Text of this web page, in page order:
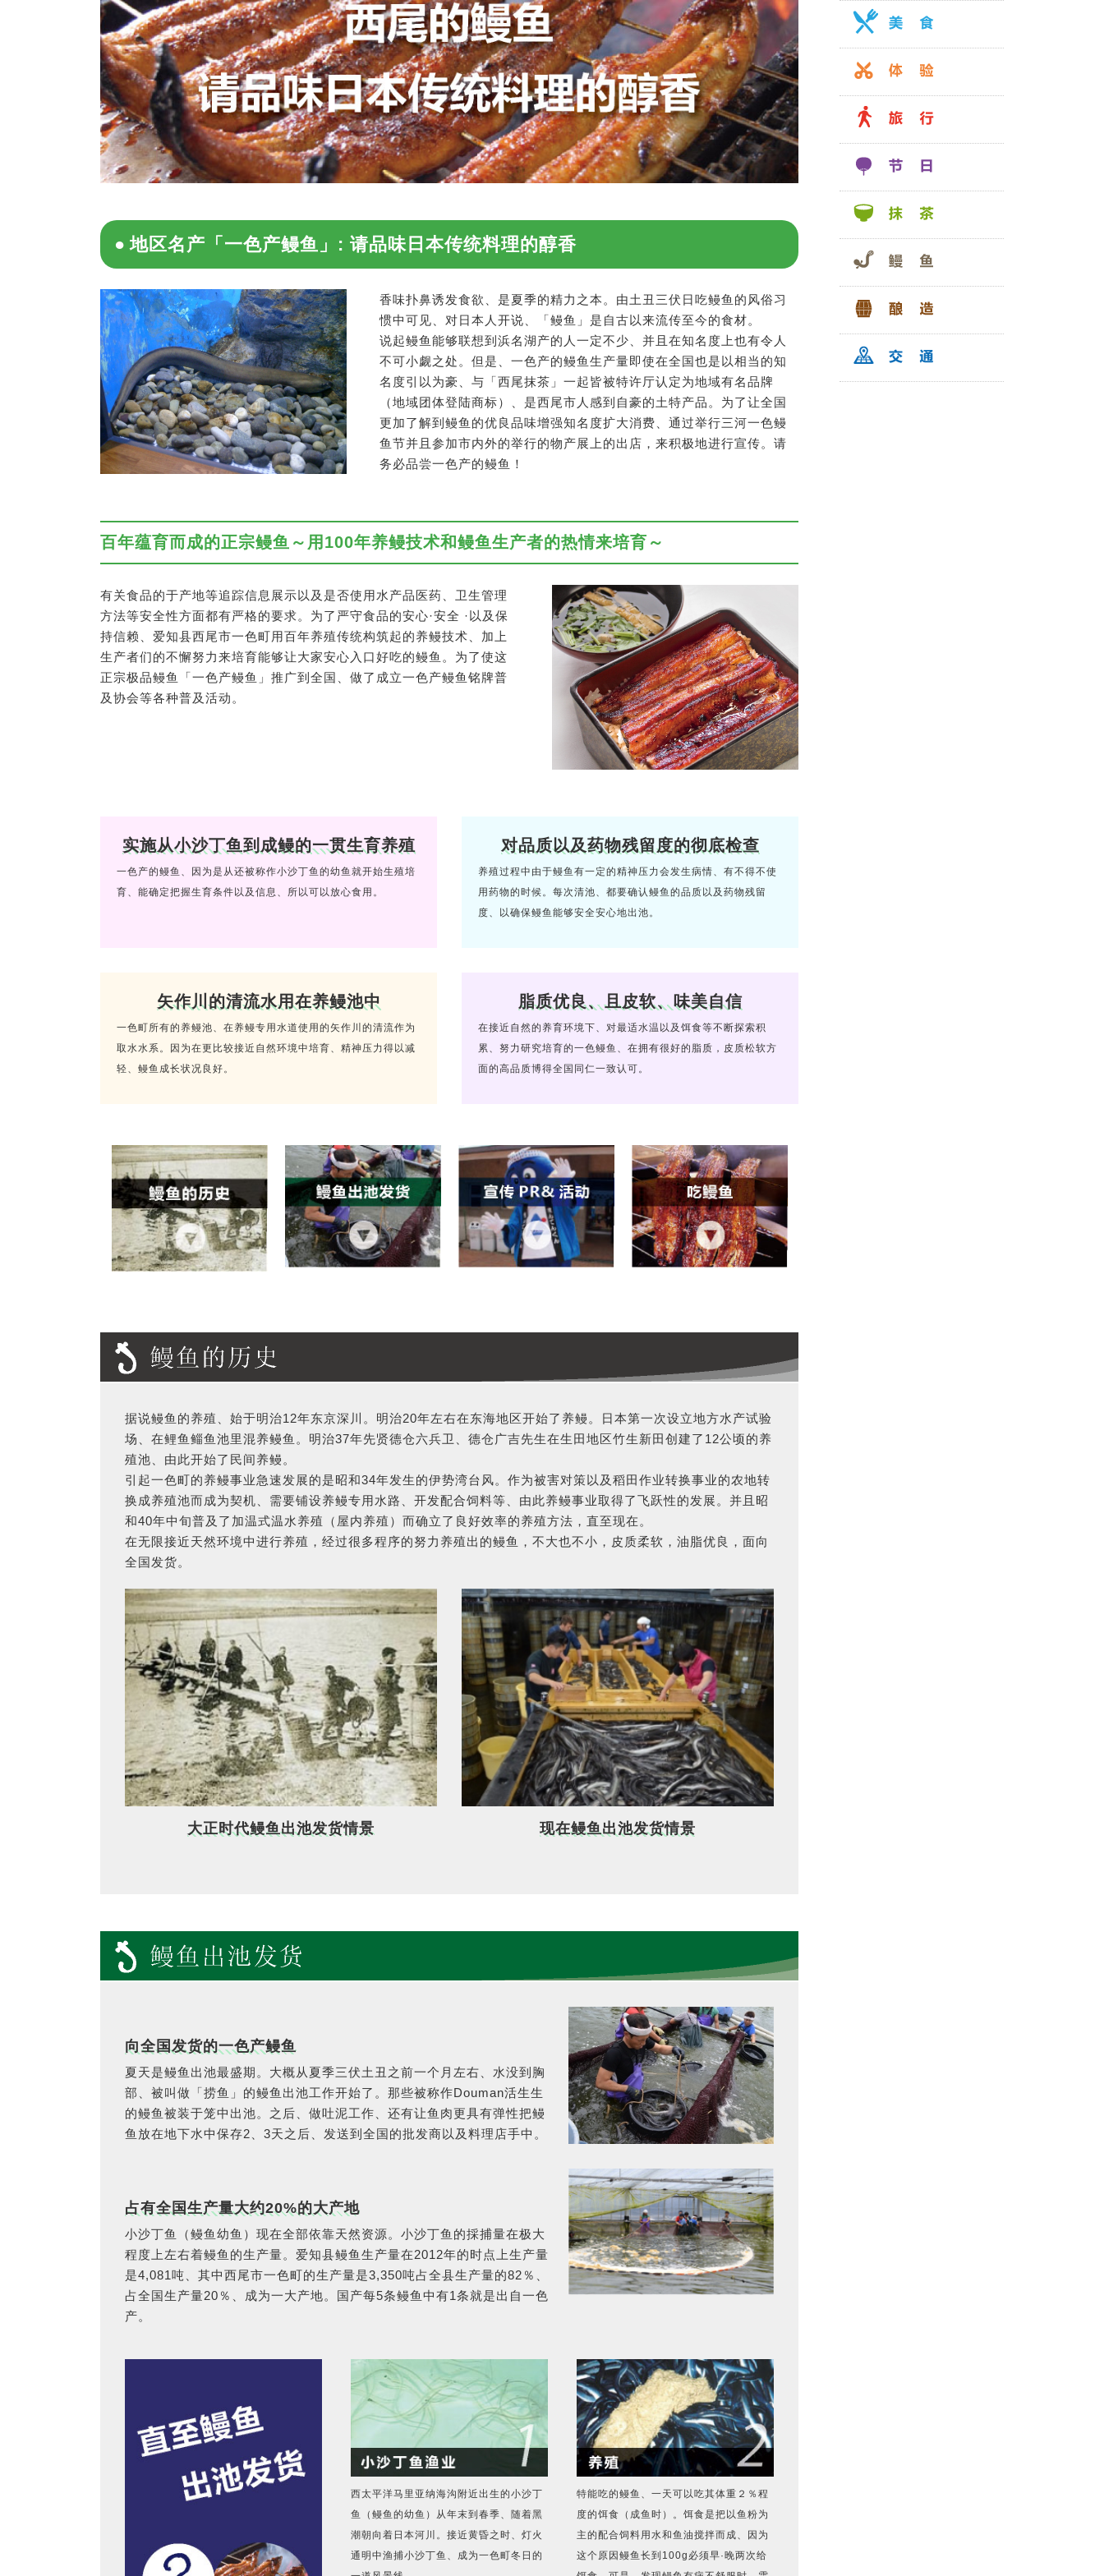
地区名产「一色产鳗鱼」: 请品味日本传统料理的醇香
香味扑鼻诱发食欲、是夏季的精力之本。由土丑三伏日吃鳗鱼的风俗习
惯中可见、对日本人开说、「鳗鱼」是自古以来流传至今的食材。
说起鳗鱼能够联想到浜名湖产的人一定不少、并且在知名度上也有令人
不可小觑之处。但是、一色产的鳗鱼生产量即使在全国也是以相当的知
名度引以为豪、与「西尾抹茶」一起皆被特许厅认定为地域有名品牌
（地域团体登陆商标）、是西尾市人感到自豪的土特产品。为了让全国
更加了解到鳗鱼的优良品味增强知名度扩大消费、通过举行三河一色鳗
鱼节并且参加市内外的举行的物产展上的出店，来积极地进行宣传。请
务必品尝一色产的鳗鱼！
百年蕴育而成的正宗鳗鱼～用100年养鳗技术和鳗鱼生产者的热情来培育～
有关食品的于产地等追踪信息展示以及是否使用水产品医药、卫生管理
方法等安全性方面都有严格的要求。为了严守食品的安心·安全 ·以及保
持信赖、爱知县西尾市一色町用百年养殖传统构筑起的养鳗技术、加上
生产者们的不懈努力来培育能够让大家安心入口好吃的鳗鱼。为了使这
正宗极品鳗鱼「一色产鳗鱼」推广到全国、做了成立一色产鳗鱼铭牌普
及协会等各种普及活动。
实施从小沙丁鱼到成鳗的一贯生育养殖
一色产的鳗鱼、因为是从还被称作小沙丁鱼的幼鱼就开始生殖培
育、能确定把握生育条件以及信息、所以可以放心食用。
对品质以及药物残留度的彻底检查
养殖过程中由于鳗鱼有一定的精神压力会发生病情、有不得不使
用药物的时候。每次清池、都要确认鳗鱼的品质以及药物残留
度、以确保鳗鱼能够安全安心地出池。
矢作川的清流水用在养鳗池中
一色町所有的养鳗池、在养鳗专用水道使用的矢作川的清流作为
取水水系。因为在更比较接近自然环境中培育、精神压力得以减
轻、鳗鱼成长状况良好。
脂质优良、且皮软、味美自信
在接近自然的养育环境下、对最适水温以及饵食等不断探索积
累、努力研究培育的一色鳗鱼、在拥有很好的脂质，皮质松软方
面的高品质博得全国同仁一致认可。
据说鳗鱼的养殖、始于明治12年东京深川。明治20年左右在东海地区开始了养鳗。日本第一次设立地方水产试验
场、在鲤鱼鲻鱼池里混养鳗鱼。明治37年先贤德仓六兵卫、德仓广吉先生在生田地区竹生新田创建了12公顷的养
殖池、由此开始了民间养鳗。
引起一色町的养鳗事业急速发展的是昭和34年发生的伊势湾台风。作为被害对策以及稻田作业转换事业的农地转
换成养殖池而成为契机、需要铺设养鳗专用水路、开发配合饲料等、由此养鳗事业取得了飞跃性的发展。并且昭
和40年中旬普及了加温式温水养殖（屋内养殖）而确立了良好效率的养殖方法，直至现在。
在无限接近天然环境中进行养殖，经过很多程序的努力养殖出的鳗鱼，不大也不小，皮质柔软，油脂优良，面向
全国发货。
大正时代鳗鱼出池发货情景 现在鳗鱼出池发货情景
向全国发货的一色产鳗鱼
夏天是鳗鱼出池最盛期。大概从夏季三伏土丑之前一个月左右、水没到胸
部、被叫做「捞鱼」的鳗鱼出池工作开始了。那些被称作Douman活生生
的鳗鱼被装于笼中出池。之后、做吐泥工作、还有让鱼肉更具有弹性把鳗
鱼放在地下水中保存2、3天之后、发送到全国的批发商以及料理店手中。
占有全国生产量大约20%的大产地
小沙丁鱼（鳗鱼幼鱼）现在全部依靠天然资源。小沙丁鱼的採捕量在极大
程度上左右着鳗鱼的生产量。爱知县鳗鱼生产量在2012年的时点上生产量
是4,081吨、其中西尾市一色町的生产量是3,350吨占全县生产量的82％、
占全国生产量20％、成为一大产地。国产每5条鳗鱼中有1条就是出自一色
产。
西太平洋马里亚纳海沟附近出生的小沙丁
鱼（鳗鱼的幼鱼）从年末到春季、随着黑
潮朝向着日本河川。接近黄昏之时、灯火
通明中渔捕小沙丁鱼、成为一色町冬日的
特能吃的鳗鱼、一天可以吃其体重２％程
度的饵食（成鱼时）。饵食是把以鱼粉为
主的配合饲料用水和鱼油搅拌而成、因为
这个原因鳗鱼长到100g必须早·晚两次给